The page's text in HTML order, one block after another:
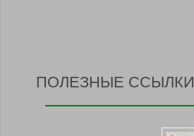
ПОЛЕЗНЫЕ ССЫЛКИ